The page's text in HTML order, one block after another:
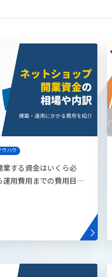
ウハウ
業する資金はいくら必
用費用までの費用目安